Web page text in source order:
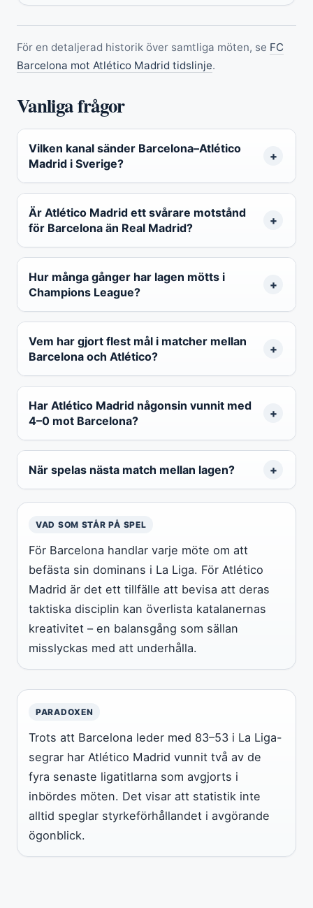
För en detaljerad historik över samtliga möten, se FC
Barcelona mot Atlético Madrid tidslinje.
Vanliga frågor
Vilken kanal sänder Barcelona–Atlético
Madrid i Sverige?
Är Atlético Madrid ett svårare motstånd
för Barcelona än Real Madrid?
Hur många gånger har lagen mötts i
Champions League?
Vem har gjort flest mål i matcher mellan
Barcelona och Atlético?
Har Atlético Madrid någonsin vunnit med
4–0 mot Barcelona?
När spelas nästa match mellan lagen?
VAD SOM STÅR PÅ SPEL
För Barcelona handlar varje möte om att
befästa sin dominans i La Liga. För Atlético
Madrid är det ett tillfälle att bevisa att deras
taktiska disciplin kan överlista katalanernas
kreativitet – en balansgång som sällan
misslyckas med att underhålla.
PARADOXEN
Trots att Barcelona leder med 83–53 i La Liga-
segrar har Atlético Madrid vunnit två av de
fyra senaste ligatitlarna som avgjorts i
inbördes möten. Det visar att statistik inte
alltid speglar styrkeförhållandet i avgörande
ögonblick.